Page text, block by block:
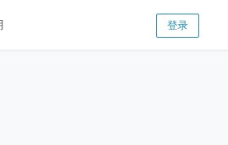
登录